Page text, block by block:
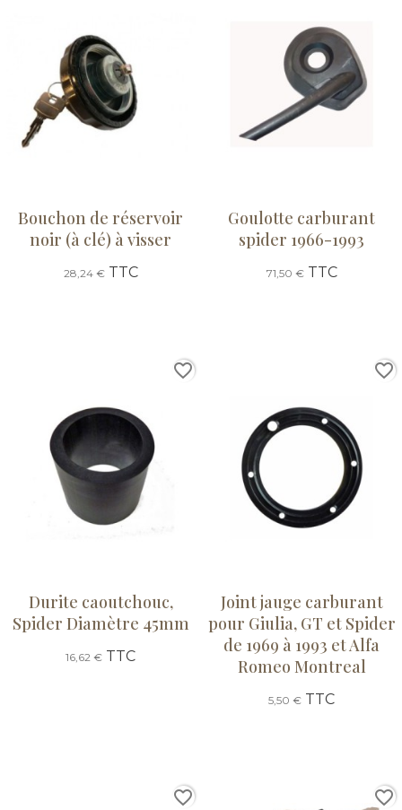
Bouchon de réservoir
noir (à clé) à visser
28,24 €TTC
Goulotte carburant
spider 1966-1993
71,50 €TTC
Durite caoutchouc,
Spider Diamètre 45mm
16,62 € TTC
favorite_border
Joint jauge carburant
pour Giulia, GT et Spider
de 1969 à 1993 et Alfa
Romeo Montreal
5,50 € TTC
favorite_border
favorite_border favorite_border